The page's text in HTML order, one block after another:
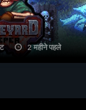
2 महीने पहले